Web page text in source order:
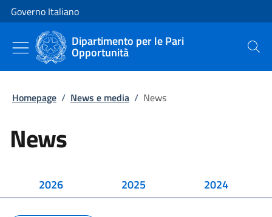
Vai al contenuto
Vai alla navigazione del sito
Governo Italiano
Dipartimento per le Pari
Opportunità Cerca
Homepage / News e media / News
News
2026 2025 2024